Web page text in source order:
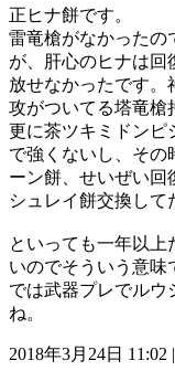
正ヒナ餅です。
雷竜槍がなかったの
が、肝心のヒナは回
放せなかったです。
攻がついてる塔竜槍
更に茶ツキミドンピ
で強くないし、その
ーン餅、せいぜい回
シュレイ餅交換して
といっても一年以上
いのでそういう意味
では武器プレでルウ
ね。
2018年3月24日 11:02 |